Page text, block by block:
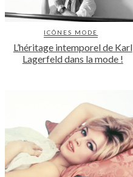
ICÔNES MODE
L’héritage intemporel de Karl
Lagerfeld dans la mode !